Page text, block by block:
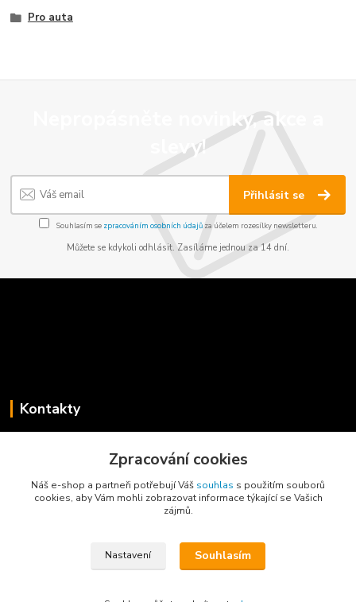
Pro auta
Nepropásněte novinky, akce a
slevy!
Přihlásit se
Souhlasím se zpracováním osobních údajůza účelem rozesílky newsletteru.
Můžete se kdykoli odhlásit. Zasíláme jednou za 14 dní.
Kontakty
+420 775 734 715
info@privesyblyss.cz
Zpracování cookies
Náš e-shop a partneři potřebují Váš souhlas s použitím souborů
cookies, aby Vám mohli zobrazovat informace týkající se Vašich
zájmů.
Nastavení Souhlasím